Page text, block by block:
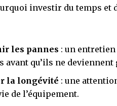
investir du temps et
les pannes : un
avant qu’ils ne deviennent
la longévité : une
de l’équipement.